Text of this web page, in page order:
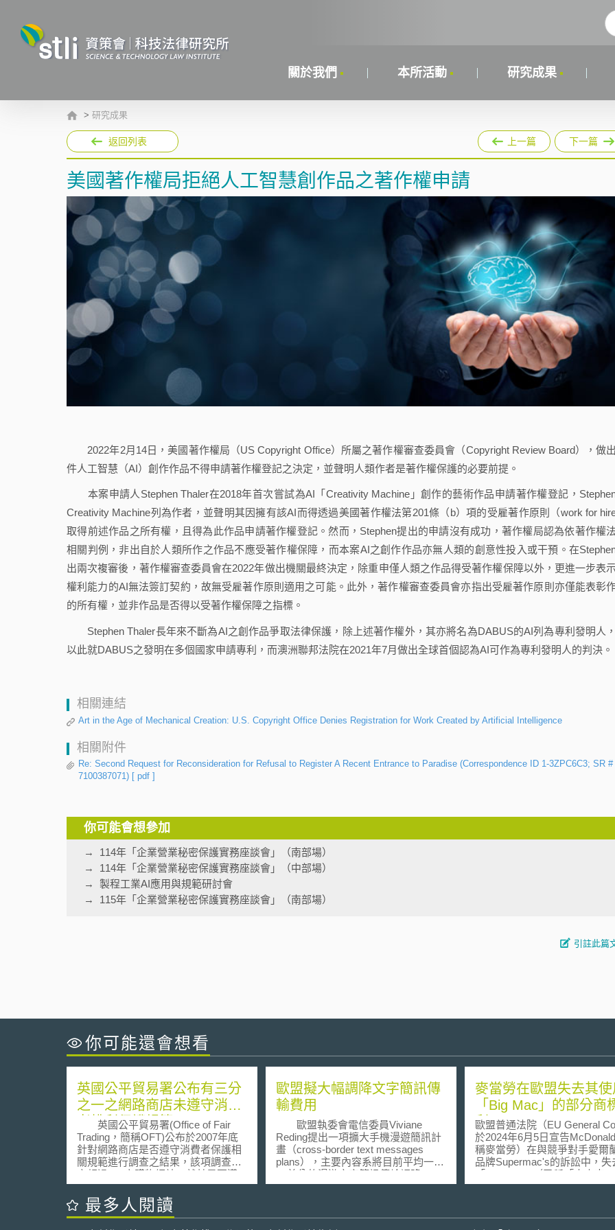
關於我們 本所活動 研究成果
> 研究成果
返回列表 上一篇 下一篇
美國著作權局拒絕人工智慧創作品之著作權申請
2022年2月14日，美國著作權局（US Copyright Office）所屬之著作權審查委員會（Copyright Review Board），做
件人工智慧（AI）創作作品不得申請著作權登記之決定，並聲明人類作者是著作權保護的必要前提。
本案申請人Stephen Thaler在2018年首次嘗試為AI「Creativity Machine」創作的藝術作品申請著作權登記，
Creativity Machine列為作者，並聲明其因擁有該AI而得透過美國著作權法第201條（b）項的受雇著作原則（work for hire
取得前述作品之所有權，且得為此作品申請著作權登記。然而，Stephen提出的申請沒有成功，著作權局認為依著作權
相關判例，非出自於人類所作之作品不應受著作權保障，而本案AI之創作作品亦無人類的創意性投入或干預。在
出兩次複審後，著作權審查委員會在2022年做出機關最終決定，除重申僅人類之作品得受著作權保障以外，更進一步表
權利能力的AI無法簽訂契約，故無受雇著作原則適用之可能。此外，著作權審查委員會亦指出受雇著作原則亦僅能表彰
的所有權，並非作品是否得以受著作權保障之指標。
Stephen Thaler長年來不斷為AI之創作品爭取法律保護，除上述著作權外，其亦將名為DABUS的AI列為專利發明人
以此就DABUS之發明在多個國家申請專利，而澳洲聯邦法院在2021年7月做出全球首個認為AI可作為專利發明人的判決。
相關連結
Art in the Age of Mechanical Creation: U.S. Copyright Office Denies Registration for Work Created by Artificial Intelligence
相關附件
Re: Second Request for Reconsideration for Refusal to Register A Recent Entrance to Paradise (Correspondence ID 1-3ZPC6C3; SR #
7100387071) [ pdf ]
你可能會想參加
114年「企業營業秘密保護實務座談會」（南部場）
114年「企業營業秘密保護實務座談會」（中部場）
製程工業AI應用與規範研討會
115年「企業營業秘密保護實務座談會」（南部場）
引註此篇
你可能還會想看
英國公平貿易署公布有三分
之一之網路商店未遵守消費
者權利保護規範
英國公平貿易署(Office of Fair
Trading，簡稱OFT)公布於2007年底
針對網路商店是否遵守消費者保護相
關規範進行調查之結果，該項調查選
定超過500家購物網站，就其是否遵
守消費者保護法令，例如是否於網站
上告知其公司所在地址、是否善盡告
知消費者相關權利之義務、以及是否
歐盟擬大幅調降文字簡訊傳
輸費用
歐盟執委會電信委員Viviane
Reding提出一項擴大手機漫遊簡訊計
畫（cross-border text messages
plans），主要內容系將目前平均一通
49美分的漫遊文字簡訊傳輸調降70%
以下。在確定這項政策可以獲得歐盟
麥當勞在歐盟失去其使
「Big Mac」的部分商
利
歐盟普通法院（EU General
於2024年6月5日宣告
稱麥當勞）在與競爭對手愛爾
品牌Supermac's的訴訟中，失
「Big Mac」（又稱「大麥克」
部分商標權，即無法將「Big
最多人閱讀